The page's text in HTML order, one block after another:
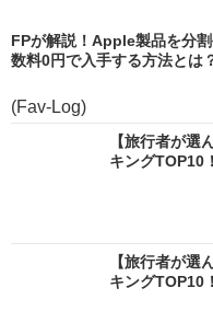
FPが解説！Apple製品を分
数料0円で入手する方法とは
(Fav-Log)
【旅行者が選
キング
【旅行者が選
キング